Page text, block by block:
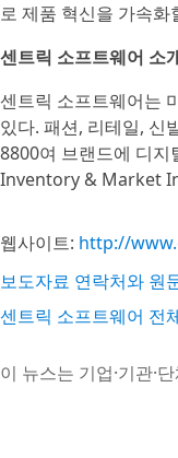
로 제품 혁신을 가속
센트릭 소프트웨어 소
센트릭 소프트웨어는
있다. 패션, 리테일, 신
8800여 브랜드에 디
Inventory & Market
웹사이트: http://
보도자료 연락처와 원
센트릭 소프트웨어 전
이 뉴스는 기업·기관·